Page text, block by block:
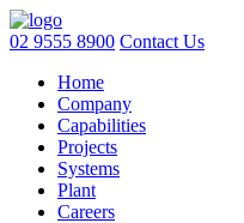
02 9555 8900 Contact Us
Home
Company
Capabilities
Projects
Systems
Plant
Careers